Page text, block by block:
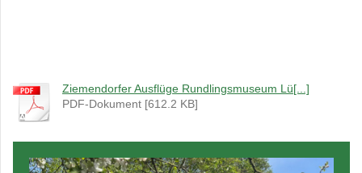
Ziemendorfer Ausflüge Rundlingsmuseum Lü[...]
PDF-Dokument [612.2 KB]